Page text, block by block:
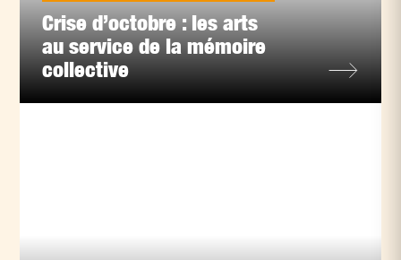
Crise d’octobre : les arts
au service de la mémoire
collective